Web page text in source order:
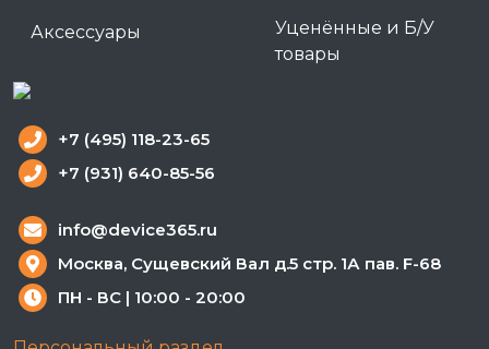
Аксессуары
Уценённые и Б/У
товары
+7 (495) 118-23-65
+7 (931) 640-85-56
info@device365.ru
Москва, Сущевский Вал д.5 стр. 1А пав. F-68
ПН - ВС | 10:00 - 20:00